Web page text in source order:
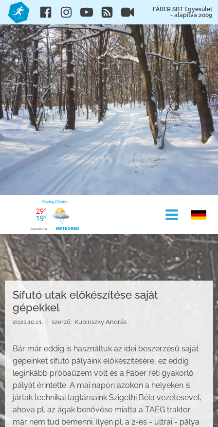
FÁBER SBT Egyesület
- alapítva 2009
Sífutó utak előkészítése saját
gépekkel
2022.10.21. | szerző: Kubinszky András
Bár már eddig is használtuk az idei beszerzésű saját
gépeinket sífutó pályáink előkészítésére, ez eddig
leginkább próbaüzem volt és a Fáber réti gyakorló
pályát érintette. A mai napon azokon a helyeken is
jártak technikai tagtársaink Szigethi Béla vezetésével,
ahova pl. az ágak benövése miatta a TAEG traktor
már nem tud bemenni. Ilyen pl. a 2-es - ultrai - pálya